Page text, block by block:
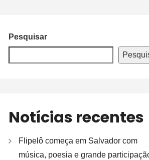
Pesquisar
Notícias recentes
Flipelô começa em Salvador com
música, poesia e grande